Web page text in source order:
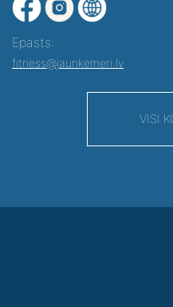
Epasts:
fitness@jaunkemeri.lv
VISI